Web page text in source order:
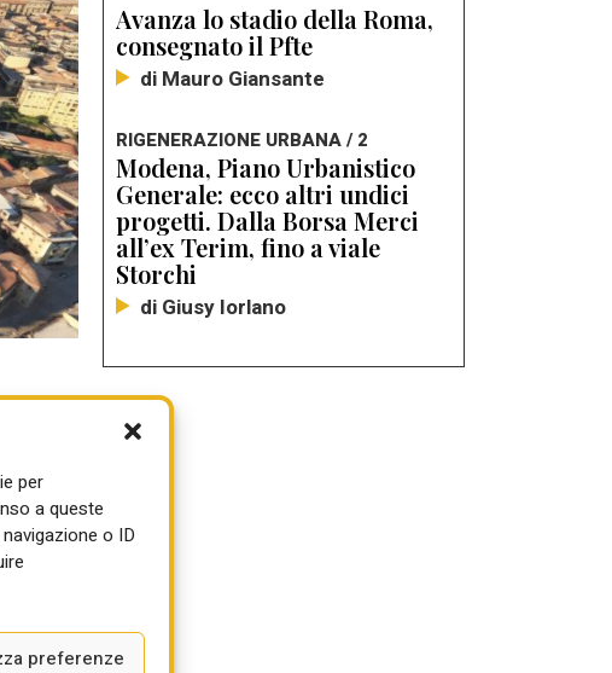
per
a queste
o ID
preferenze
il
e
con le
Avanza lo stadio della Roma,
consegnato il Pfte
di Mauro Giansante
RIGENERAZIONE URBANA / 2
Modena, Piano Urbanistico
Generale: ecco altri undici
progetti. Dalla Borsa Merci
all’ex Terim, fino a viale
Storchi
di Giusy Iorlano